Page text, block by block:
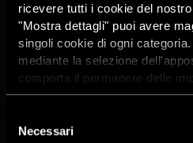
ricevere tutti i cookie del
"Mostra dettagli" puoi avere
singoli cookie di ogni
mediante la selezione
comporta il permanere delle
dunque la continuazione della
dei cookie attivi sul sito clicca
delNecessari